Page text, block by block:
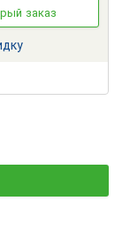
заказ